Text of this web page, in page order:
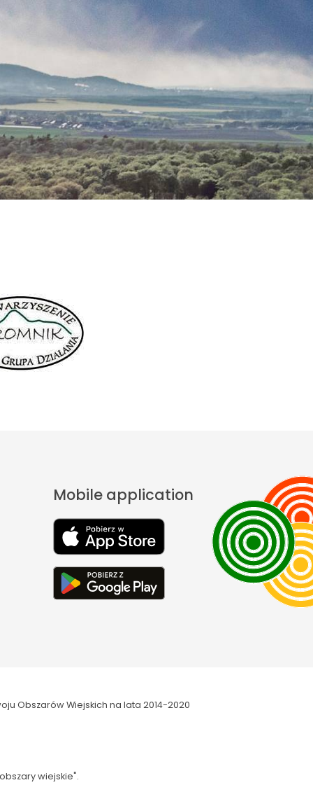
Mobile application
Obszarów Wiejskich na lata 2014-2020
wiejskie".